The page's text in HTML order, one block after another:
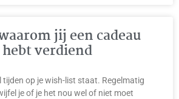
jij een cadeau
verdiend
tijden op je wish-list staat. Regelmatig
je of je het nou wel of niet moet